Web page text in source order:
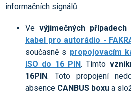
informačních signálů.
Vevýjimečných případech
kabel pro autorádio -
současně s propojovacím
ISO do 16 PIN. Tímto
16PIN. Toto propojení
absence CANBUS boxu a